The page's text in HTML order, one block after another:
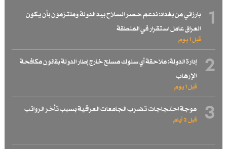
1
بارزاني من بغداد: ندعم حصر السلاح بيد الدولة وملتزمون بأن يكون
العراق عامل استقرار في المنطقة
قبل 1 یوم
2
إدارة الدولة: ملاحقة أي سلوك مسلح خارج إطار الدولة بقانون مكافحة
الإرهاب
قبل 1 یوم
3 موجة احتجاجات تضرب الجامعات العراقية بسبب تأخر الرواتب
قبل 2 أيام